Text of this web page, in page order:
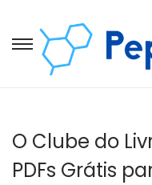
O Clube do
PDFs Grátis